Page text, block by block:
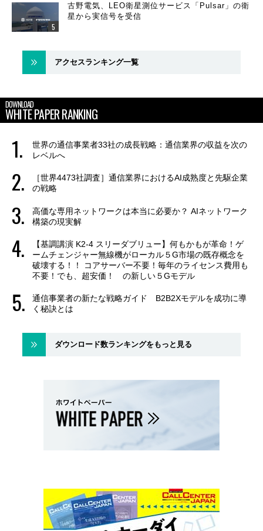
古野電気、LEO衛星測位サービス「Pulsar」の衛
星から実信号を受信
アクセスランキング一覧
DOWNLOAD
WHITE PAPER RANKING
世界の通信事業者33社の成長戦略：通信業界の収益を次の
レベルへ
［世界4473社調査］通信業界におけるAI成熟度と先駆企業
の戦略
高価な専用ネットワークは本当に必要か？ AIネットワーク
構築の現実解
【基調講演 K2-4 スリーダブリュー】何もかもが革命！ゲ
ームチェンジャー無線機がローカル５G市場の既存概念を
破壊する！！ コアサーバー不要！毎年のライセンス費用も
不要！でも、超安価！ の新しい５Gモデル
通信事業者の新たな戦略ガイド B2B2Xモデルを成功に導
く秘訣とは
ダウンロード数ランキングをもっと見る